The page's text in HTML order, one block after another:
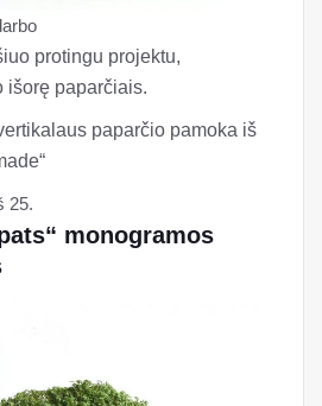
protingu projektu,
išorę paparčiais.
paparčio pamoka iš
25.
monogramos